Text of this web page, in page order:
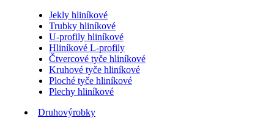
Jekly hliníkové
Trubky hliníkové
U-profily hliníkové
Hliníkové L-profily
Čtvercové tyče hliníkové
Kruhové tyče hliníkové
Ploché tyče hliníkové
Plechy hliníkové
Druhovýrobky